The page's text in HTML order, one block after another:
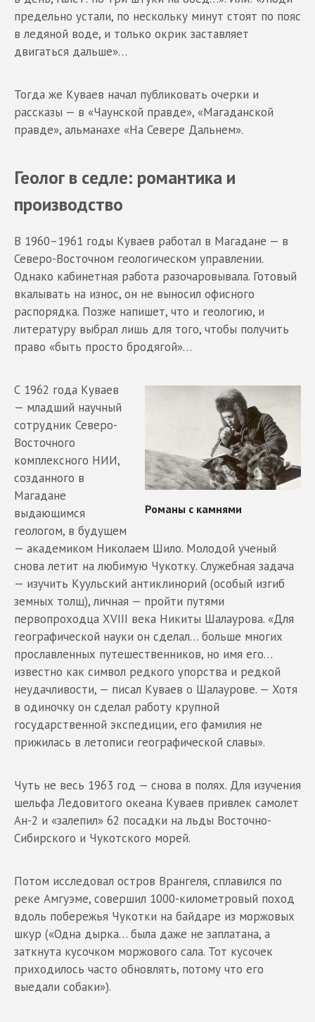
предельно устали, по нескольку минут стоят по пояс
в ледяной воде, и только окрик заставляет
двигаться дальше»…
Тогда же Куваев начал публиковать очерки и
рассказы — в «Чаунской правде», «Магаданской
правде», альманахе «На Севере Дальнем».
Геолог в седле: романтика и
производство
В 1960–1961 годы Куваев работал в Магадане — в
Северо-Восточном геологическом управлении.
Однако кабинетная работа разочаровывала. Готовый
вкалывать на износ, он не выносил офисного
распорядка. Позже напишет, что и геологию, и
литературу выбрал лишь для того, чтобы получить
право «быть просто бродягой»…
С 1962 года Куваев
— младший научный
сотрудник Северо-
Восточного
комплексного НИИ,
созданного в
Магадане
выдающимся
геологом, в будущем
— академиком Николаем Шило. Молодой ученый
снова летит на любимую Чукотку. Служебная задача
— изучить Куульский антиклинорий (особый изгиб
земных толщ), личная — пройти путями
первопроходца XVIII века Никиты Шалаурова. «Для
географической науки он сделал… больше многих
прославленных путешественников, но имя его…
известно как символ редкого упорства и редкой
неудачливости, — писал Куваев о Шалаурове. — Хотя
в одиночку он сделал работу крупной
государственной экспедиции, его фамилия не
прижилась в летописи географической славы».
Чуть не весь 1963 год — снова в полях. Для изучения
шельфа Ледовитого океана Куваев привлек самолет
Ан-2 и «залепил» 62 посадки на льды Восточно-
Сибирского и Чукотского морей.
Потом исследовал остров Врангеля, сплавился по
реке Амгуэме, совершил 1000-километровый поход
вдоль побережья Чукотки на байдаре из моржовых
шкур («Одна дырка… была даже не заплатана, а
заткнута кусочком моржового сала. Тот кусочек
приходилось часто обновлять, потому что его
выедали собаки»).